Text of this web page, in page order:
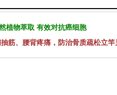
植物萃取 有效对抗癌细胞
筋、腰背疼痛，防治骨质疏松立竿